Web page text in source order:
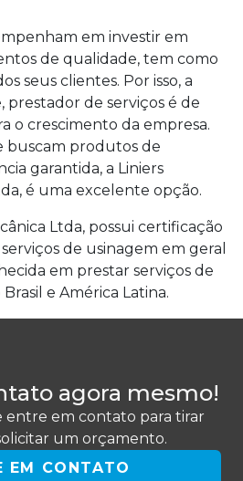
em investir em
de qualidade, tem como
seus clientes. Por isso, a
prestador de serviços é de
o crescimento da empresa.
buscam produtos de
garantida, a Liniers
é uma excelente opção.
Ltda, possui certificação
de usinagem em geral
em prestar serviços de
e América Latina.
agora mesmo!
entre em contato para tirar
um orçamento.
EM CONTATO